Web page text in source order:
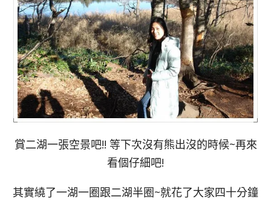
賞二湖一張空景吧!! 等下次沒有熊出沒的時候~再來
看個仔細吧!
其實繞了一湖一圈跟二湖半圈~就花了大家四十分鐘